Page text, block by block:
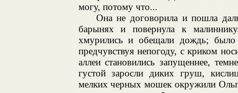
могу, потому что...
Она не договорила и пошла
барынях и повернула к
хмурились и обещали дождь;
предчувствуя непогоду, с криком
аллеи становились запущеннее,
густой заросли диких груш,
мелких черных мошек окружили